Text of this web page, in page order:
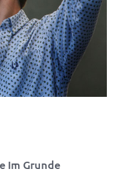
Im Grunde